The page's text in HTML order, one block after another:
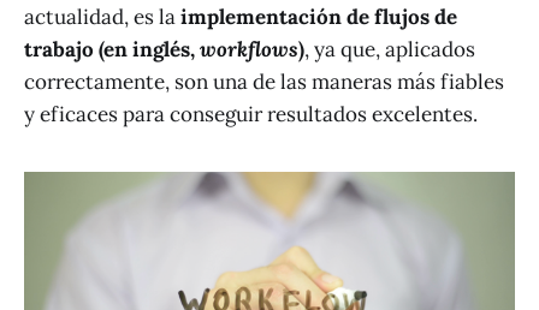
actualidad, es laimplementación de flujos de
trabajo (en inglés,workflows), ya que, aplicados
correctamente, son una de las maneras más fiables
y eficaces para conseguir resultados excelentes.